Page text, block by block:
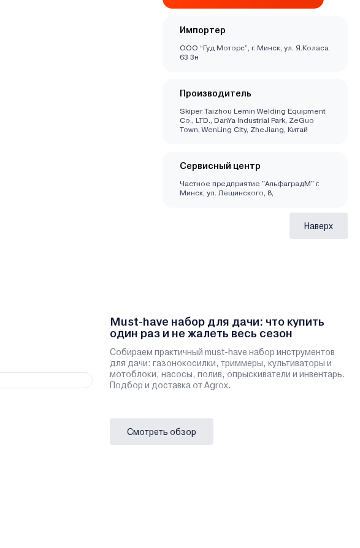
Импортер
ООО “Гуд Моторс”, г. Минск, ул. Я.Коласа
63 3н
Производитель
Skiper Taizhou Lemin Welding Equipment
Co., LTD., DanYa Industrial Park, ZeGuo
Town, WenLing City, ZheJiang, Китай
Сервисный центр
Частное предприятие "АльфаградМ" г.
Минск, ул. Лещинского, 8,
Наверх
Must-have набор для дачи: что купить
один раз и не жалеть весь сезон
Собираем практичный must-have набор инструментов
для дачи: газонокосилки, триммеры, культиваторы и
мотоблоки, насосы, полив, опрыскиватели и инвентарь.
Подбор и доставка от Agrox.
Смотреть обзор